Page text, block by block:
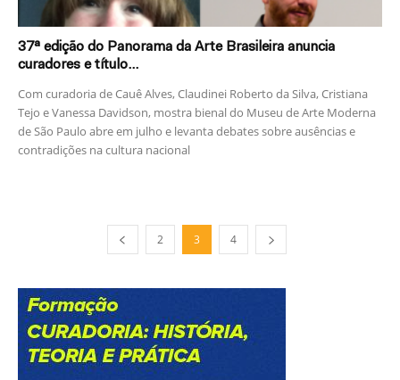
37ª edição do Panorama da Arte Brasileira anuncia
curadores e título...
Com curadoria de Cauê Alves, Claudinei Roberto da Silva, Cristiana
Tejo e Vanessa Davidson, mostra bienal do Museu de Arte Moderna
de São Paulo abre em julho e levanta debates sobre ausências e
contradições na cultura nacional
2 3 4